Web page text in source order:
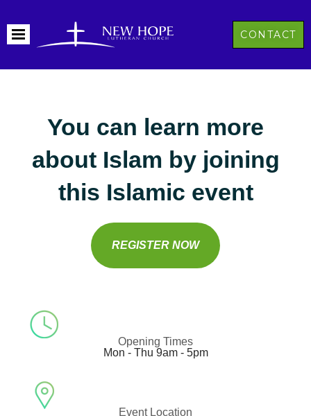
CONTACT
You can learn more
about Islam by joining
this Islamic event
REGISTER NOW
Opening Times
Mon - Thu 9am - 5pm
Event Location